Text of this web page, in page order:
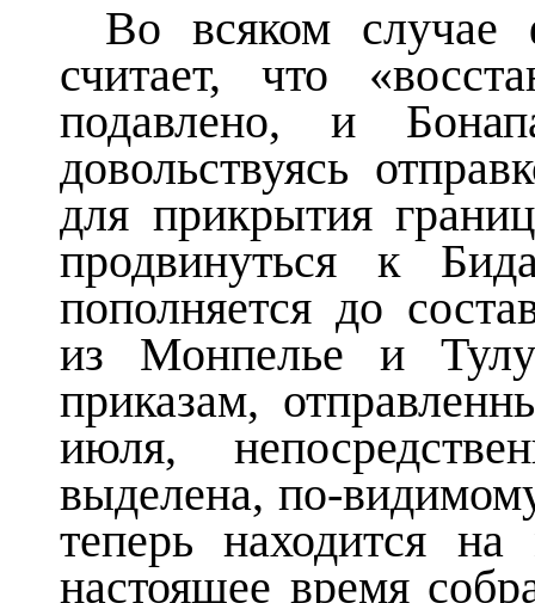
Во всяком случае
считает, что
подавлено, и
довольствуясь
для прикрытия
продвинуться к
пополняется до
из Монпелье и
приказам,
июля,
выделена, по-
теперь находится
настоящее время